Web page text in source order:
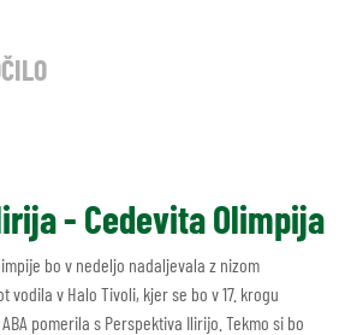
- Cedevita Olimpija
bo v nedeljo nadaljevala z nizom
v Halo Tivoli, kjer se bo v 17. krogu
pomerila s Perspektiva Ilirijo. Tekmo si bo